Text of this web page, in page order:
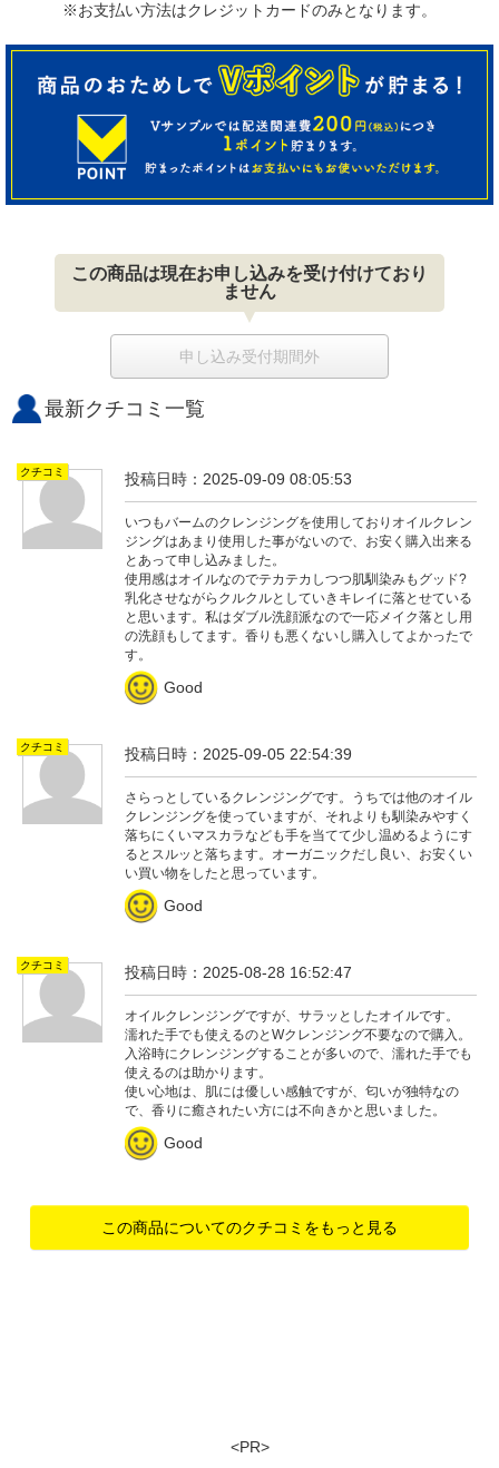
※お支払い方法はクレジットカードのみとなります。
この商品は現在お申し込みを受け付けており
ません
申し込み受付期間外
最新クチコミ一覧
クチコミ 投稿日時：2025-09-09 08:05:53
いつもバームのクレンジングを使用しておりオイルクレン
ジングはあまり使用した事がないので、お安く購入出来る
とあって申し込みました。
使用感はオイルなのでテカテカしつつ肌馴染みもグッド?
乳化させながらクルクルとしていきキレイに落とせている
と思います。私はダブル洗顔派なので一応メイク落とし用
の洗顔もしてます。香りも悪くないし購入してよかったで
す。
Good
クチコミ 投稿日時：2025-09-05 22:54:39
さらっとしているクレンジングです。うちでは他のオイル
クレンジングを使っていますが、それよりも馴染みやすく
落ちにくいマスカラなども手を当てて少し温めるようにす
るとスルッと落ちます。オーガニックだし良い、お安くい
い買い物をしたと思っています。
Good
クチコミ 投稿日時：2025-08-28 16:52:47
オイルクレンジングですが、サラッとしたオイルです。
濡れた手でも使えるのとWクレンジング不要なので購入。
入浴時にクレンジングすることが多いので、濡れた手でも
使えるのは助かります。
使い心地は、肌には優しい感触ですが、匂いが独特なの
で、香りに癒されたい方には不向きかと思いました。
Good
この商品についてのクチコミをもっと見る
<PR>